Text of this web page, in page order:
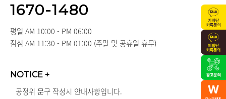
1670-1480
평일 AM 10:00 - PM 06:00
점심 AM 11:30 - PM 01:00 (주말 및 공휴일 휴무)
NOTICE +
공정위 문구 작성시 안내사항입니다.